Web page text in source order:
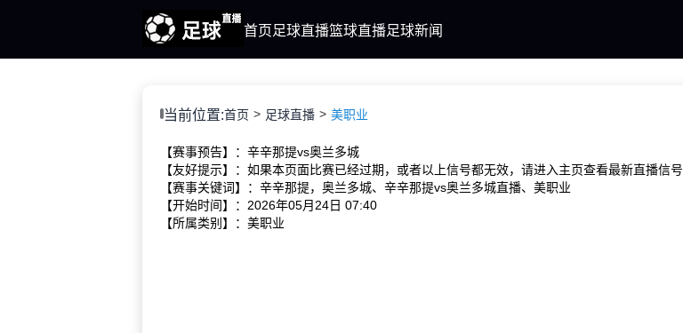
首页足球直播篮球直播足球新闻
当前位置:首页 足球直播 美职业
【赛事预告】：辛辛那提vs奥兰多城
【友好提示】：如果本页面比赛已经过期，或者以上信号都无效，请进入主页查看最新直播信号
【赛事关键词】：辛辛那提，奥兰多城、辛辛那提vs奥兰多城直播、美职业
【开始时间】：2026年05月24日 07:40
【所属类别】：美职业